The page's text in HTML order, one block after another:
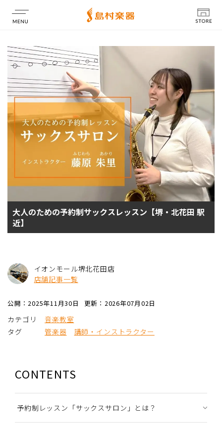
店舗情報
大人のための予約制サックスレッスン【堺・北花田 駅
近】
イオンモール堺北花田店
店舗記事一覧
公開：2025年11月30日 更新：2026年07月02日
カテゴリ
音楽教室
タグ
管楽器 講師・インストラクター
CONTENTS
予約制レッスン「サックスサロン」とは？